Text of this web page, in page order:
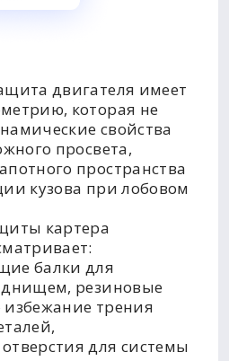
двигателя имеет
которая не
свойства
просвета,
пространства
кузова при лобовом
картера
балки для
резиновые
трения
для системы